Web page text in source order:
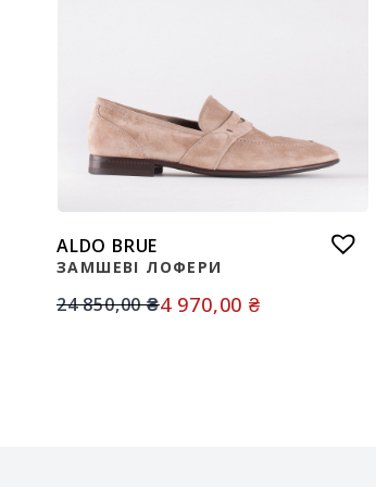
ALDO BRUE
ЗАМШЕВІ ЛОФЕРИ
24 850,00₴4 970,00₴